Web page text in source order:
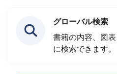
グローバル検索
書籍の内容、図
に検索できます。